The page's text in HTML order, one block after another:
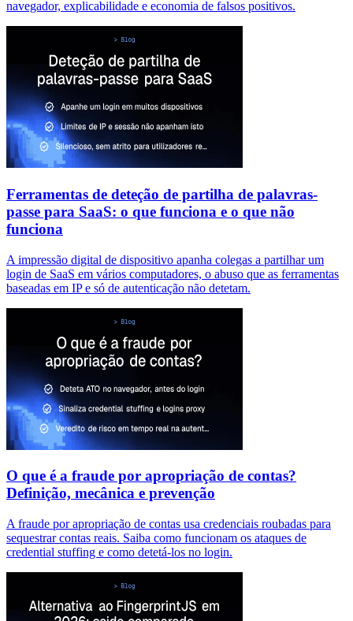
navegador, explicabilidade e economia de falsos positivos.
Ferramentas de deteção de partilha de palavras-
passe para SaaS: o que funciona e o que não
funciona
A impressão digital de dispositivo apanha colegas a partilhar um
login de SaaS em vários computadores, o abuso que as ferramentas
baseadas em IP e só de autenticação não detetam.
O que é a fraude por apropriação de contas?
Definição, mecânica e prevenção
A fraude por apropriação de contas usa credenciais roubadas para
sequestrar contas reais. Saiba como funcionam os ataques de
credential stuffing e como detetá-los no login.